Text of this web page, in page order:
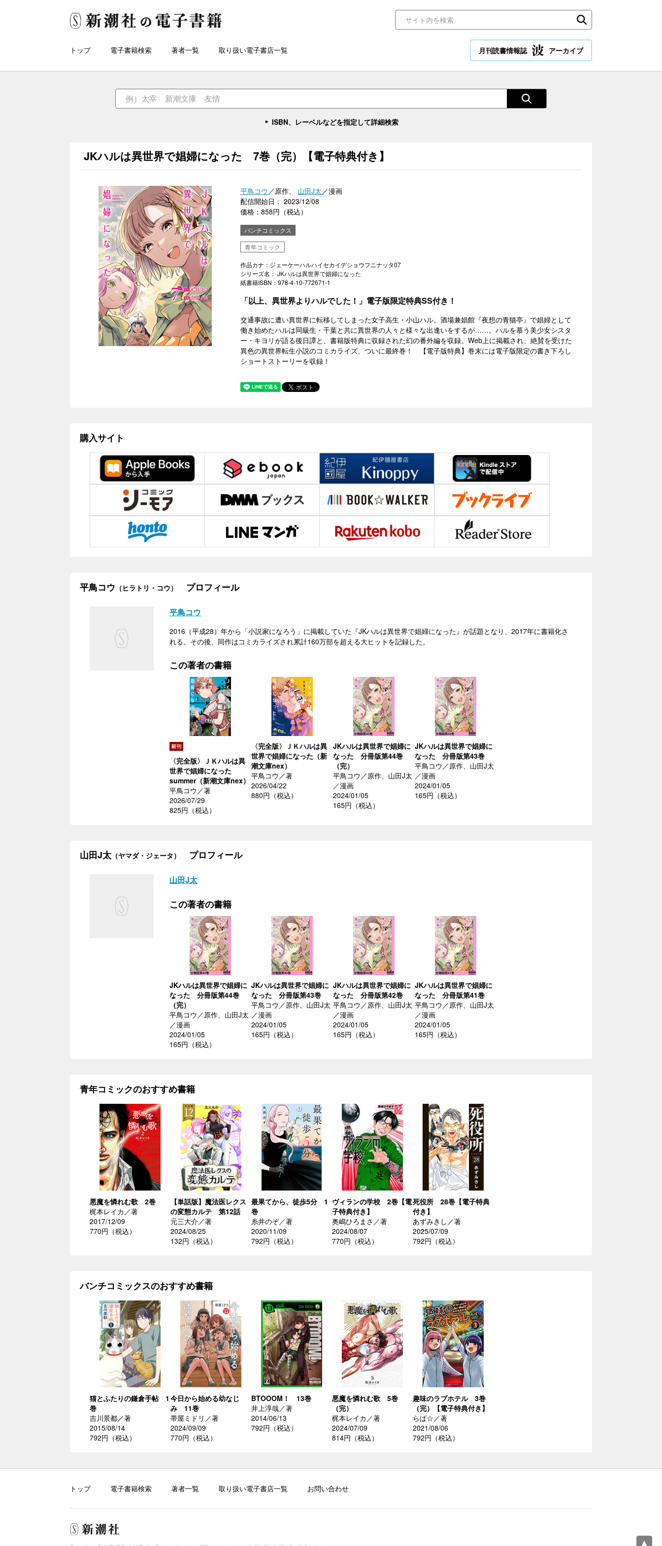
トップ 電子書籍検索 著者一覧 取り扱い電子書店一覧 月刊読書情報誌 アーカイブ
ISBN、レーベルなどを指定して詳細検索
JKハルは異世界で娼婦になった 7巻（完）【電子特典付き】
平鳥コウ ／原作、 山田J太／漫画
配信開始日： 2023/12/08
価格：858円（税込）
バンチコミックス
青年コミック
作品カナ：ジェーケーハルハイセカイデショウフニナッタ07
シリーズ名： JKハルは異世界で娼婦になった
紙書籍ISBN：978-4-10-772671-1
「以上、異世界よりハルでした！」電子版限定特典SS付き！
交通事故に遭い異世界に転移してしまった女子高生・小山ハル。酒場兼娼館『夜想の青猫亭』で娼婦として
働き始めたハルは同級生・千葉と共に異世界の人々と様々な出逢いをするが……。ハルを慕う美少女シスタ
ー・キヨリが語る後日譚と、書籍版特典に収録された幻の番外編を収録。Web上に掲載され、絶賛を受けた
異色の異世界転生小説のコミカライズ、ついに最終巻！ 【電子版特典】巻末には電子版限定の書き下ろし
ショートストーリーを収録！
購入サイト
平鳥コウ （ヒラトリ・コウ） プロフィール
平鳥コウ
2016（平成28）年から「小説家になろう」に掲載していた『JKハルは異世界で娼婦になった』が話題となり、2017年に書籍化さ
れる。その後、同作はコミカライズされ累計160万部を超える大ヒットを記録した。
この著者の書籍
〈完全版〉ＪＫハルは異
世界で娼婦になった
summer（新潮文庫nex）
平鳥コウ／著
2026/07/29
825円（税込）
〈完全版〉ＪＫハルは異
世界で娼婦になった（新
潮文庫nex）
平鳥コウ／著
2026/04/22
880円（税込）
JKハルは異世界で娼婦に
なった 分冊版第44巻
（完）
平鳥コウ／原作、山田J太
／漫画
2024/01/05
165円（税込）
JKハルは異世界で娼婦に
なった 分冊版第43巻
平鳥コウ／原作、山田J太
／漫画
2024/01/05
165円（税込）
山田J太 （ヤマダ・ジェータ） プロフィール
山田J太
この著者の書籍
JKハルは異世界で娼婦に
なった 分冊版第44巻
（完）
平鳥コウ／原作、山田J太
／漫画
2024/01/05
165円（税込）
JKハルは異世界で娼婦に
なった 分冊版第43巻
平鳥コウ／原作、山田J太
／漫画
2024/01/05
165円（税込）
JKハルは異世界で娼婦に
なった 分冊版第42巻
平鳥コウ／原作、山田J太
／漫画
2024/01/05
165円（税込）
JKハルは異世界で娼婦に
なった 分冊版第41巻
平鳥コウ／原作、山田J太
／漫画
2024/01/05
165円（税込）
青年コミックのおすすめ書籍
悪魔を憐れむ歌 2巻
梶本レイカ／著
2017/12/09
770円（税込）
【単話版】魔法医レクス
の変態カルテ 第12話
元三大介／著
2024/08/25
132円（税込）
最果てから、徒歩5分 1
巻
糸井のぞ／著
2020/11/09
792円（税込）
ヴィランの学校 2巻【電
子特典付き】
奥嶋ひろまさ／著
2024/08/07
770円（税込）
死役所 28巻【電子特典
付き】
あずみきし／著
2025/07/09
792円（税込）
バンチコミックスのおすすめ書籍
猫とふたりの鎌倉手帖 1
巻
吉川景都／著
2015/08/14
792円（税込）
今日から始める幼なじ
み 11巻
帯屋ミドリ／著
2024/09/09
770円（税込）
BTOOOM！ 13巻
井上淳哉／著
2014/06/13
792円（税込）
悪魔を憐れむ歌 5巻
（完）
梶本レイカ／著
2024/07/09
814円（税込）
趣味のラブホテル 3巻
（完）【電子特典付き】
らぱ☆／著
2021/08/06
792円（税込）
トップ 電子書籍検索 著者一覧 取り扱い電子書店一覧 お問い合わせ